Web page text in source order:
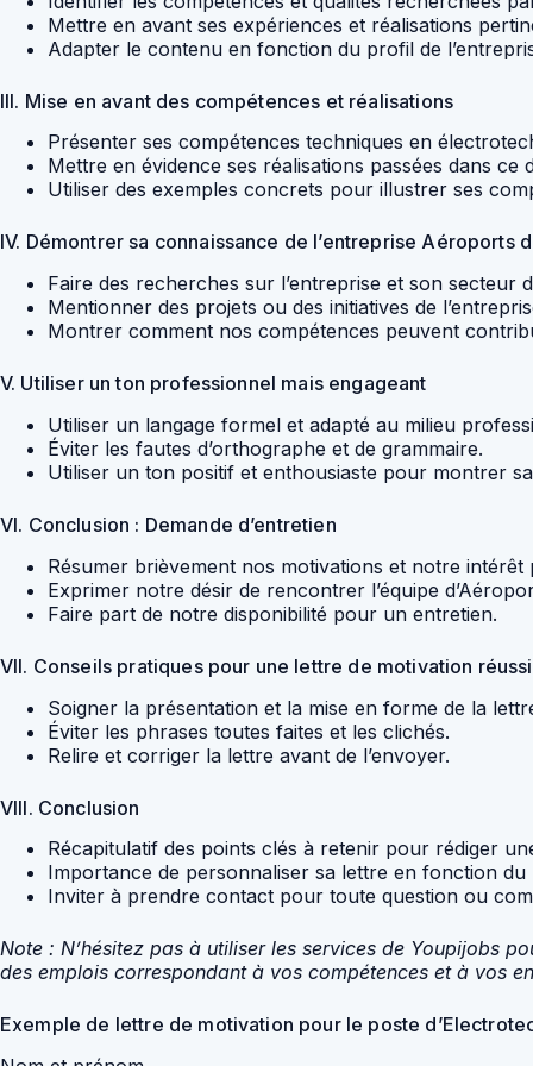
Mettre en avant ses expériences et réalisations
Adapter le contenu en fonction du profil de
III. Mise en avant des compétences et réalisations
Présenter ses compétences techniques en
Mettre en évidence ses réalisations passées dans ce
Utiliser des exemples concrets pour illustrer ses
IV. Démontrer sa connaissance de l’entreprise Aéroports
Faire des recherches sur l’entreprise et son secteur
Mentionner des projets ou des initiatives de
Montrer comment nos compétences peuvent
V. Utiliser un ton professionnel mais engageant
Utiliser un langage formel et adapté au milieu
Éviter les fautes d’orthographe et de grammaire.
Utiliser un ton positif et enthousiaste pour montrer
VI. Conclusion : Demande d’entretien
Résumer brièvement nos motivations et notre intérêt
Exprimer notre désir de rencontrer l’équipe
Faire part de notre disponibilité pour un entretien.
VII. Conseils pratiques pour une lettre de motivation
Soigner la présentation et la mise en forme de la
Éviter les phrases toutes faites et les clichés.
Relire et corriger la lettre avant de l’envoyer.
VIII. Conclusion
Récapitulatif des points clés à retenir pour rédiger
Importance de personnaliser sa lettre en fonction du
Inviter à prendre contact pour toute question ou
Note : N’hésitez pas à utiliser les services de Youpijobs
des emplois correspondant à vos compétences et à vos
Exemple de lettre de motivation pour le poste